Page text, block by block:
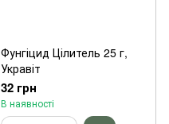
Фунгіцид Цілитель 25 г,
Укравіт
32 грн
В наявності